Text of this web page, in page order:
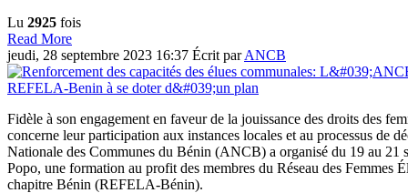
Lu 2925 fois
Read More
jeudi, 28 septembre 2023 16:37 Écrit parANCB
Fidèle à son engagement en faveur de la jouissance des droits des
concerne leur participation aux instances locales et au processus de
Nationale des Communes du Bénin (ANCB) a organisé du 19 au 21
Popo, une formation au profit des membres du Réseau des Femmes
chapitre Bénin (REFELA-Bénin).